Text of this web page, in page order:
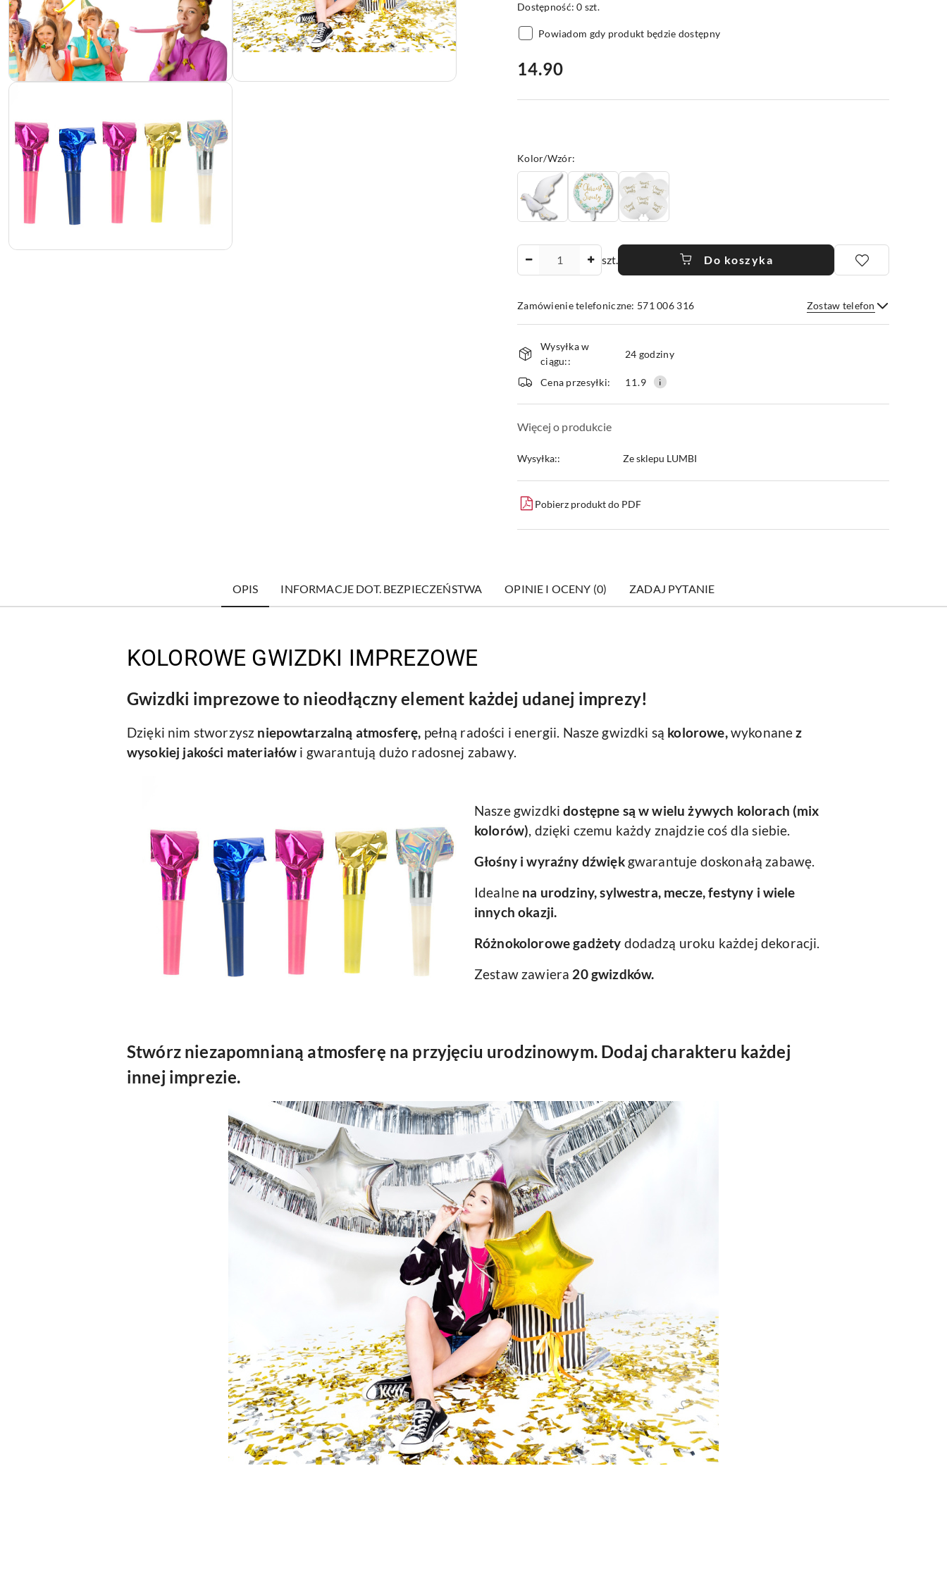
Dostępność:0 szt.
Powiadom gdy produkt będzie dostępny
cena:
14.90
Wariant
Kolor/Wzór:
szt. Do koszyka
Zamówienie telefoniczne: 571 006 316 Zostaw telefon
Wyślij
i
dostawa
Wysyłka w
ciągu::
24 godziny
Cena przesyłki: 11.9
Więcej o produkcie
Wysyłka:: Ze sklepu LUMBI
Pobierz produkt do PDF
OPIS INFORMACJE DOT. BEZPIECZEŃSTWA OPINIE I OCENY (0) ZADAJ PYTANIE
KOLOROWE GWIZDKI IMPREZOWE
Gwizdki imprezowe to nieodłączny element każdej udanej imprezy!
Dzięki nim stworzysz niepowtarzalną atmosferę, pełną radości i energii. Nasze gwizdki są kolorowe,wykonanez
wysokiej jakości materiałów i gwarantują dużo radosnej zabawy.
Nasze gwizdkidostępne są w wielu żywych kolorach (mix
kolorów), dzięki czemu każdy znajdzie coś dla siebie.
Głośny i wyraźny dźwiękgwarantuje doskonałą zabawę.
Idealne na urodziny, sylwestra, mecze, festyny i wiele
innych okazji.
Różnokolorowe gadżety dodadzą uroku każdej dekoracji.
Zestaw zawiera 20gwizdków.
Stwórz niezapomnianą atmosferę na przyjęciu urodzinowym. Dodaj charakteru każdej
innej imprezie.